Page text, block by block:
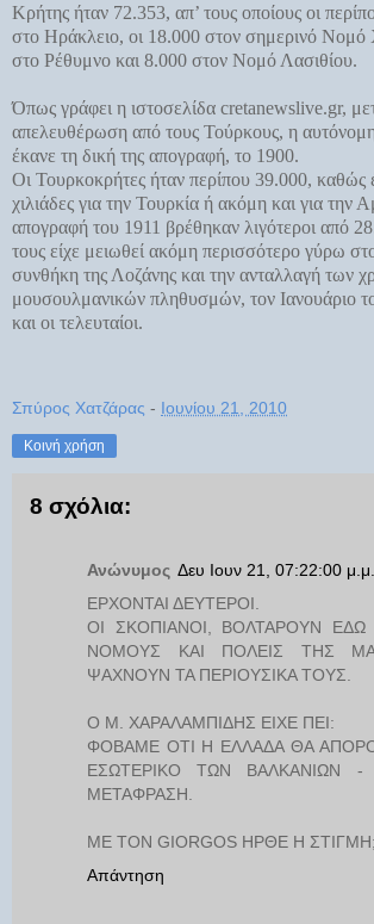
Κρήτης ήταν 72.353, απ’ τους οποίους οι
στο Ηράκλειο, οι 18.000 στον σημερινό Νομό
στο Ρέθυμνο και 8.000 στον Νομό Λασιθίου.
Όπως γράφει η ιστοσελίδα cretanewslive.gr,
απελευθέρωση από τους Τούρκους, η
έκανε τη δική της απογραφή, το 1900.
Οι Τουρκοκρήτες ήταν περίπου 39.000, καθώς
χιλιάδες για την Τουρκία ή ακόμη και για την
απογραφή του 1911 βρέθηκαν λιγότεροι από
τους είχε μειωθεί ακόμη περισσότερο γύρω
συνθήκη της Λοζάνης και την ανταλλαγή των
μουσουλμανικών πληθυσμών, τον Ιανουάριο
και οι τελευταίοι.
Σπύρος Χατζάρας - Ιουνίου 21, 2010
Κοινή χρήση
8 σχόλια:
Ανώνυμος Δευ Ιουν 21, 07:22:00 μ.μ.
ΕΡΧΟΝΤΑΙ ΔΕΥΤΕΡΟΙ.
ΟΙ ΣΚΟΠΙΑΝΟΙ, ΒΟΛΤΑΡΟΥΝ
ΝΟΜΟΥΣ ΚΑΙ ΠΟΛΕΙΣ ΤΗΣ
ΨΑΧΝΟΥΝ ΤΑ ΠΕΡΙΟΥΣΙΚΑ ΤΟΥΣ.
Ο Μ. ΧΑΡΑΛΑΜΠΙΔΗΣ ΕΙΧΕ ΠΕΙ:
ΦΟΒΑΜΕ ΟΤΙ Η ΕΛΛΑΔΑ ΘΑ
ΕΣΩΤΕΡΙΚΟ ΤΩΝ ΒΑΛΚΑΝΙΩΝ
ΜΕΤΑΦΡΑΣΗ.
ΜΕ ΤΟΝ GIORGOS ΗΡΘΕ Η ΣΤΙΓΜΗ;
Απάντηση